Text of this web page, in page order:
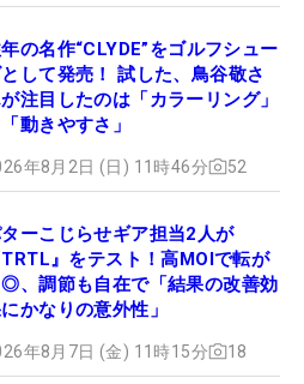
の名作“CLYDE”をゴルフシュー
して発売！ 試した、鳥谷敬さ
注目したのは「カラーリング」
動きやすさ」
年8月2日 (日) 11時46分 52
ーこじらせギア担当2人が
TRTL』をテスト！高MOIで転が
◎、調節も自在で「結果の改善効
かなりの意外性」
年8月7日 (金) 11時15分 18